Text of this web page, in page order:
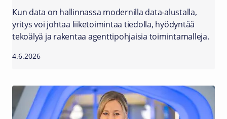
Kun data on hallinnassa modernilla data-alustalla,
yritys voi johtaa liiketoimintaa tiedolla, hyödyntää
tekoälyä ja rakentaa agenttipohjaisia toimintamalleja.
4.6.2026